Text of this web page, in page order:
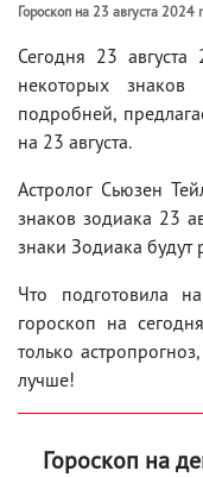
Гороскоп на 23 августа 2024
Сегодня 23
некоторых
подробней,
на 23 августа.
Астролог Сьюзен
знаков зодиака 23
знаки Зодиака будут
Что подготовила
гороскоп на
только
лучше!
Гороскоп на